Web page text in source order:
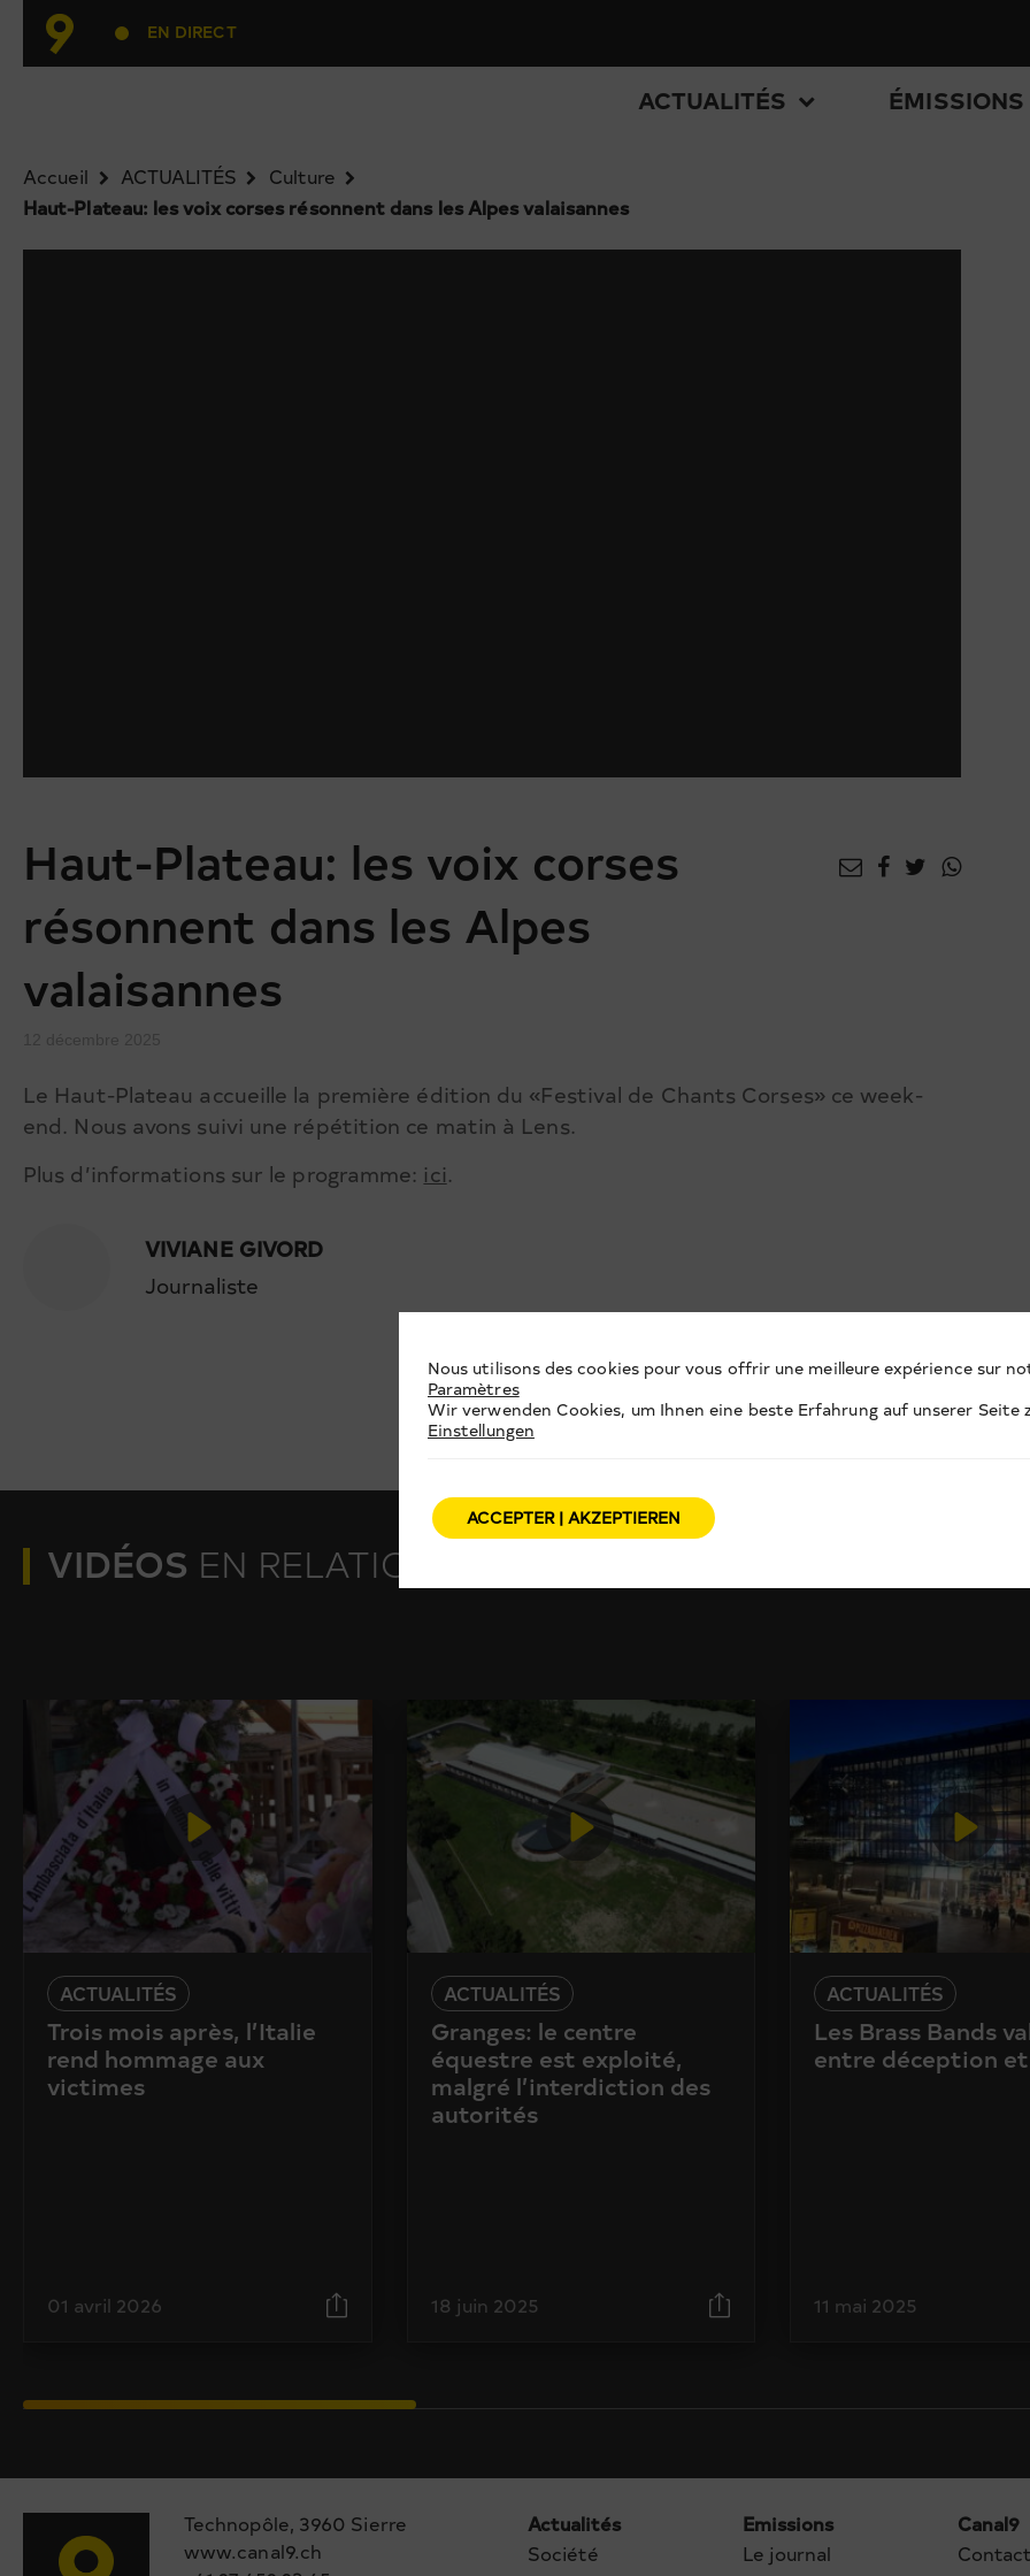
EN DIRECT
ACTUALITÉS ÉMISSIONS
Accueil ACTUALITÉS
Culture
Haut-Plateau: les voix corses résonnent dans les Alpes valaisannes
Haut-Plateau: les voix corses
résonnent dans les Alpes
valaisannes
Le Haut-Plateau accueille la première édition du «Festival de Chants Corses» ce week-
end. Nous avons suivi une répétition ce matin à Lens.
Plus d’informations sur le programme: ici.
VIVIANE GIVORD
Journaliste
VIDÉOS EN RELATION
ACTUALITÉS
Trois mois après, l’Italie
rend hommage aux
victimes
01 avril 2026
ACTUALITÉS
Granges: le centre
équestre est exploité,
malgré l’interdiction des
autorités
18 juin 2025
ACTUALITÉS
Les Brass Bands
entre déception
11 mai 2025
Technopôle, 3960 Sierre
www.canal9.ch
Actualités
Société
Emissions
Le journal
Canal9
Contact
Nous utilisons des cookies pour vous offrir une meilleure expérience sur
Paramètres
Wir verwenden Cookies, um Ihnen eine beste Erfahrung auf unserer Seite
Einstellungen
ACCEPTER | AKZEPTIEREN